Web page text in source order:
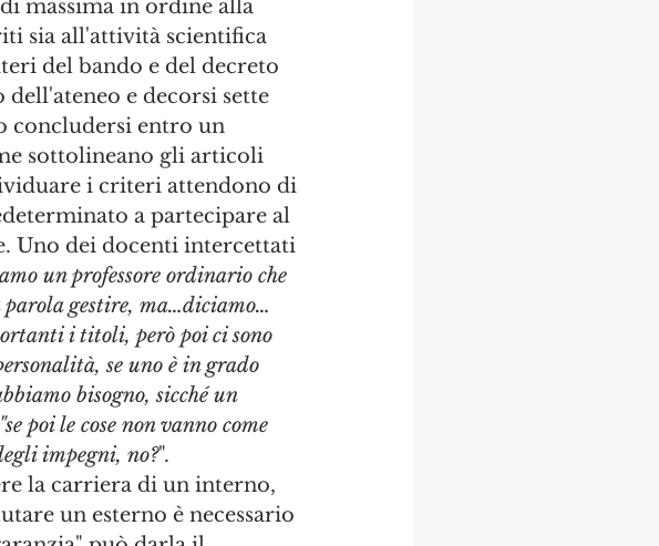
massima in ordine alla
sia all'attività scientifica
del bando e del decreto
e decorsi sette
concludersi entro un
sottolineano gli articoli
i criteri attendono di
a partecipare al
Uno dei docenti intercettati
un professore ordinario che
parola gestire, ma…diciamo…
i titoli, però poi ci sono
se uno è in grado
bisogno, sicché un
"se poi le cose non vanno come
impegni, no?".
la carriera di un interno,
un esterno è necessario